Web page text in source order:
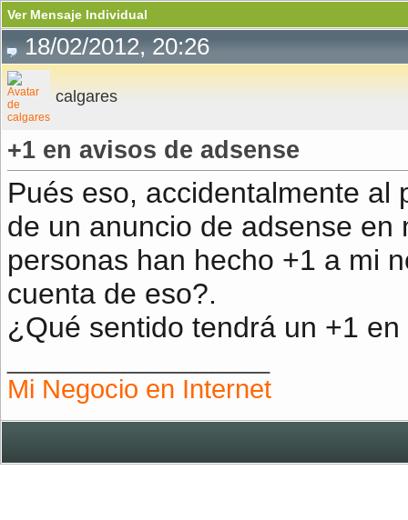
Ver Mensaje Individual
18/02/2012, 20:26
calgares
+1 en avisos de adsense
Pués eso, accidentalmente al
de un anuncio de adsense
personas han hecho +1 a mi
cuenta de eso?.
¿Qué sentido tendrá un +1
Mi Negocio en Internet